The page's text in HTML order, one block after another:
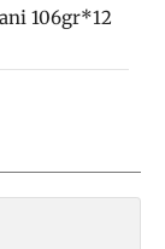
106gr*12